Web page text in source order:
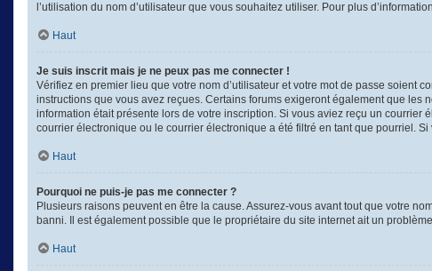
l’utilisation du nom d’utilisateur que vous souhaitez utiliser. Pour plus
Haut
Je suis inscrit mais je ne peux pas me connecter !
Vérifiez en premier lieu que votre nom d’utilisateur et votre mot de passe soient
instructions que vous avez reçues. Certains forums exigeront également que
information était présente lors de votre inscription. Si vous aviez reçu un
courrier électronique ou le courrier électronique a été filtré en tant que pourriel.
Haut
Pourquoi ne puis-je pas me connecter ?
Plusieurs raisons peuvent en être la cause. Assurez-vous avant tout que votre
banni. Il est également possible que le propriétaire du site internet ait un
Haut